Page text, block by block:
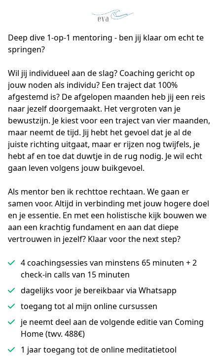
Deep dive 1-op-1 mentoring - ben jij klaar om echt te
springen?
Wil jij individueel aan de slag? Coaching gericht op
jouw noden als individu? Een traject dat 100%
afgestemd is? De afgelopen maanden heb jij een reis
naar jezelf doorgemaakt. Het vergroten van je
bewustzijn. Je kiest voor een traject van vier maanden,
maar neemt de tijd. Jij hebt het gevoel dat je al de
juiste richting uitgaat, maar er rijzen nog twijfels, je
hebt af en toe dat duwtje in de rug nodig. Je wil echt
gaan leven volgens jouw buikgevoel.
Als mentor ben ik rechttoe rechtaan. We gaan er
samen voor. Altijd in verbinding met jouw hogere doel
en je essentie. En met een holistische kijk bouwen we
aan een krachtig fundament en aan dat diepe
vertrouwen in jezelf? Klaar voor the next step?
4 coachingsessies van minstens 65 minuten + 2
check-in calls van 15 minuten
dagelijks voor je bereikbaar via Whatsapp
toegang tot al mijn online cursussen
je neemt deel aan de volgende editie van Coming
Home (twv. 488€)
1 jaar toegang tot de online meditatietool